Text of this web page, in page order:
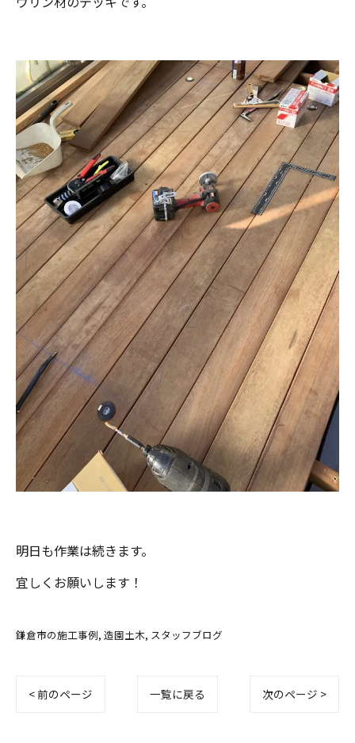
明日も作業は続きます。
宜しくお願いします！
鎌倉市の施工事例 造園土木 スタッフブログ
< 前のページ 一覧に戻る 次のページ >